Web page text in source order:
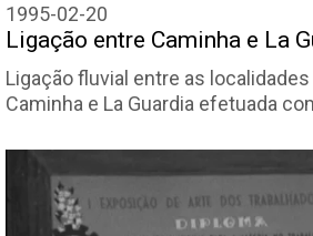
1995-02-20
Ligação entre Caminha e La
Ligação fluvial entre as
Caminha e La Guardia efetuada